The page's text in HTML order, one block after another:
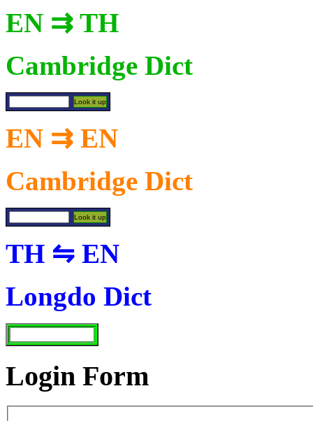
EN ⇉ TH
Cambridge Dict
EN ⇉ EN
Cambridge Dict
TH ⇋ EN
Longdo Dict
Login Form